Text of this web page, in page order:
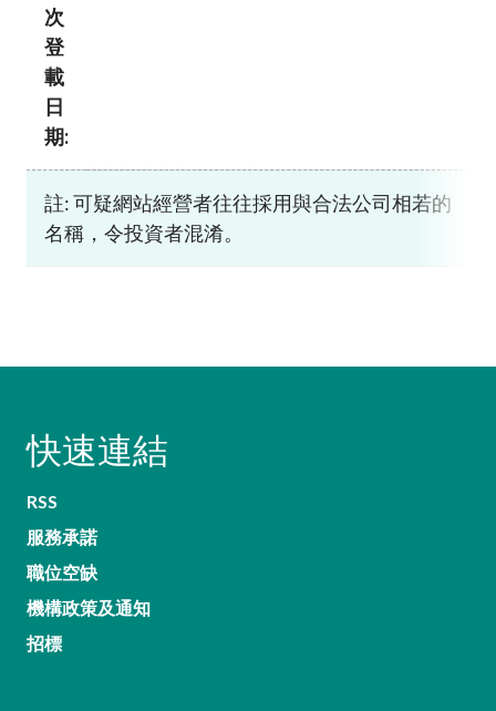
次
登
載
日
期:
註: 可疑網站經營者往往採用與合法公司相若的
名稱，令投資者混淆。
快速連結
RSS
服務承諾
職位空缺
機構政策及通知
招標